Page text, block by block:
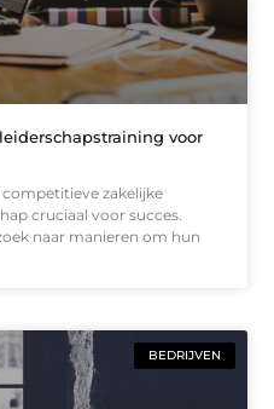
voor
zakelijke
cruciaal voor succes.
naar manieren om hun
BEDRIJVEN